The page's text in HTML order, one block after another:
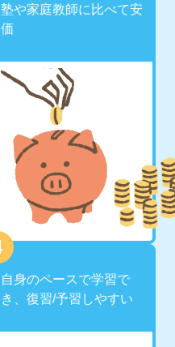
塾や家庭教師に比べて安
価
自身のペースで学習で
き、復習/予習しやすい